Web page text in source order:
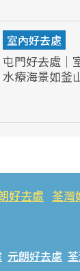
室內好去處
屯門好去處｜
水療海景如釜
好去處 荃灣
元朗好去處